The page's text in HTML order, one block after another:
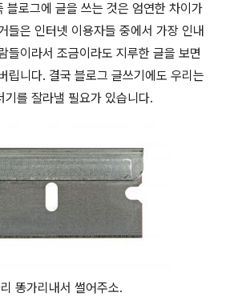
블로그에 글을 쓰는 것은 엄연한 차이가
들은 인터넷 이용자들 중에서 가장 인내
들이라서 조금이라도 지루한 글을 보면
립니다. 결국 블로그 글쓰기에도 우리는
기를 잘라낼 필요가 있습니다.
똥가리내서 썰어주소.